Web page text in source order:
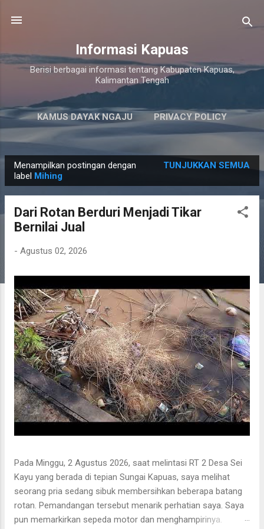
Informasi Kapuas
Berisi berbagai informasi tentang Kabupaten Kapuas,
Kalimantan Tengah
KAMUS DAYAK NGAJU PRIVACY POLICY
LAINNYA…
o
Menampilkan postingan dengan
label Mihing
TUNJUKKAN SEMUA
Dari Rotan Berduri Menjadi Tikar
Bernilai Jual
- Agustus 02, 2026
Pada Minggu, 2 Agustus 2026, saat melintasi RT 2 Desa Sei
Kayu yang berada di tepian Sungai Kapuas, saya melihat
seorang pria sedang sibuk membersihkan beberapa batang
rotan. Pemandangan tersebut menarik perhatian saya. Saya
pun memarkirkan sepeda motor dan menghampirinya.